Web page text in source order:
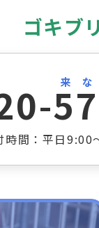
ゴキブ
来
時間：平日9:00